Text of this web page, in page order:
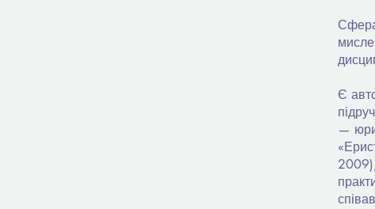
Є
—